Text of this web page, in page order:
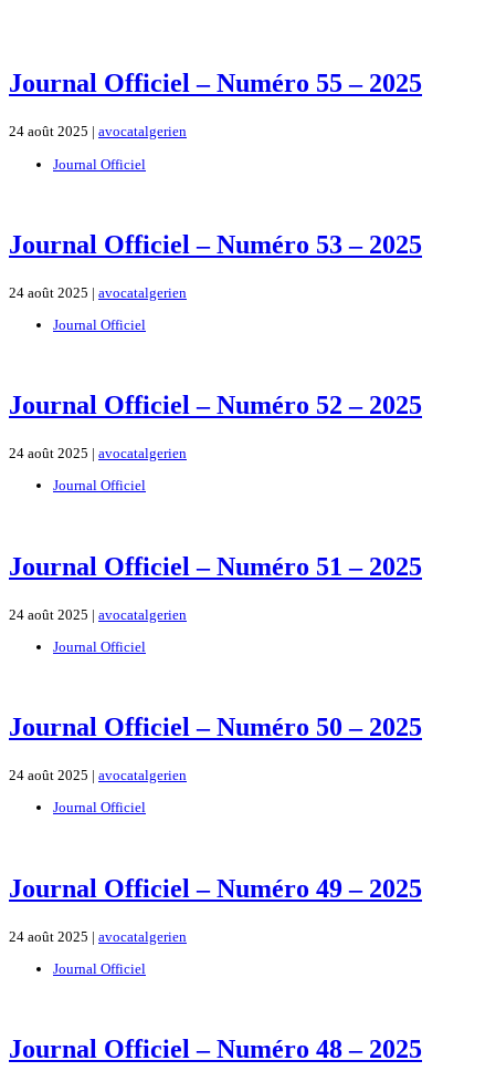
Journal Officiel – Numéro 55 – 2025
24 août 2025 | avocatalgerien
Journal Officiel
Journal Officiel – Numéro 53 – 2025
24 août 2025 | avocatalgerien
Journal Officiel
Journal Officiel – Numéro 52 – 2025
24 août 2025 | avocatalgerien
Journal Officiel
Journal Officiel – Numéro 51 – 2025
24 août 2025 | avocatalgerien
Journal Officiel
Journal Officiel – Numéro 50 – 2025
24 août 2025 | avocatalgerien
Journal Officiel
Journal Officiel – Numéro 49 – 2025
24 août 2025 | avocatalgerien
Journal Officiel
Journal Officiel – Numéro 48 – 2025